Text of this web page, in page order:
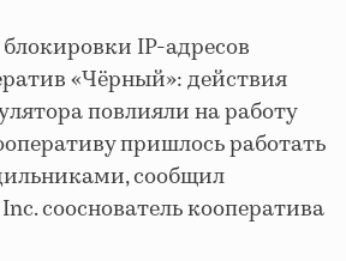
IP-адресов
«Чёрный»: действия
повлияли на работу
пришлось работать
сообщил
сооснователь кооператива